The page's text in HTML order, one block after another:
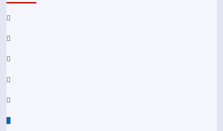
Facebook
YouTube
Telegram
Instagram
Twitter
Google